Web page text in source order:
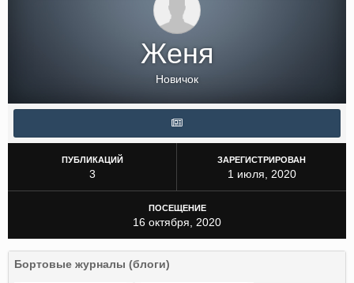
Женя
Новичок
ПУБЛИКАЦИЙ
3
ЗАРЕГИСТРИРОВАН
1 июля, 2020
ПОСЕЩЕНИЕ
16 октября, 2020
Бортовые журналы (блоги)